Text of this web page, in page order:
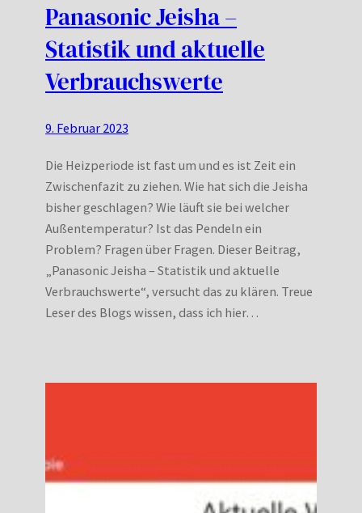
Panasonic Jeisha –
Statistik und aktuelle
Verbrauchswerte
9. Februar 2023
Die Heizperiode ist fast um und es ist Zeit ein
Zwischenfazit zu ziehen. Wie hat sich die Jeisha
bisher geschlagen? Wie läuft sie bei welcher
Außentemperatur? Ist das Pendeln ein
Problem? Fragen über Fragen. Dieser Beitrag,
„Panasonic Jeisha – Statistik und aktuelle
Verbrauchswerte“, versucht das zu klären. Treue
Leser des Blogs wissen, dass ich hier…